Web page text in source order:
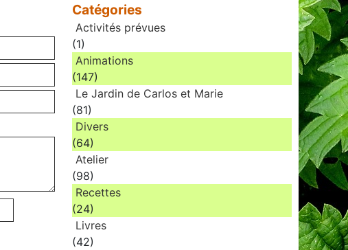
Catégories
Activités prévues
(1)
Animations
(147)
Le Jardin de Carlos et Marie
(81)
Divers
(64)
Atelier
(98)
Recettes
(24)
Livres
(42)